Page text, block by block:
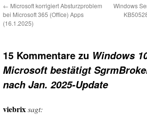
← Microsoft korrigiert Absturzproblem
bei Microsoft 365 (Office) Apps
(16.1.2025)
Windows
15 Kommentare zu Windows
Microsoft bestätigt
nach Jan. 2025-Update
viebrixsagt: